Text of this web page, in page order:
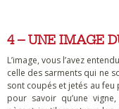
4 – UNE IMAGE
L’image, vous l’avez
celle des sarments qui ne
sont coupés et jetés au feu
pour savoir qu’une